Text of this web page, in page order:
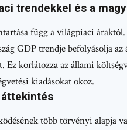
trendekkel és a
függ a világpiaci
GDP trendje befolyásolja
Ez korlátozza az állami
kiadásokat okoz.
áttekintés
több törvényi alapja